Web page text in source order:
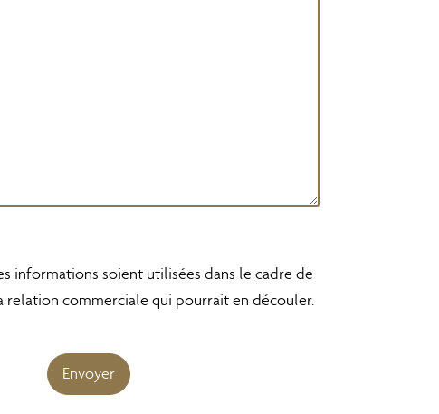
informations soient utilisées dans le cadre de
relation commerciale qui pourrait en découler.